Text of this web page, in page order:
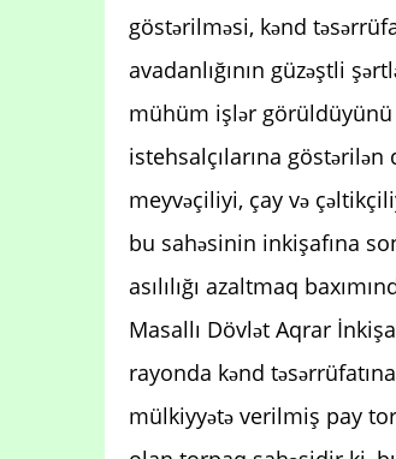
göstərilməsi, kənd
avadanlığının güzəştli
mühüm işlər görüldüyünü
istehsalçılarına
meyvəçiliyi, çay və
bu sahəsinin inkişafına
asılılığı azaltmaq
Masallı Dövlət Aqrar
rayonda kənd
mülkiyyətə verilmiş pay